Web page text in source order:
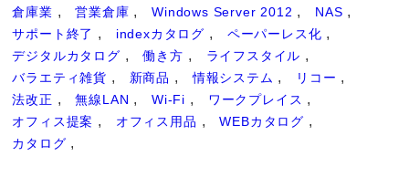
倉庫業
営業倉庫 Windows Server 2012
NAS
サポート終了
indexカタログ
ペーパーレス化
デジタルカタログ
働き方
ライフスタイル
バラエティ雑貨
新商品 情報システム
リコー
法改正
無線LAN Wi-Fi
ワークプレイス
オフィス提案
オフィス用品
WEBカタログ
カタログ